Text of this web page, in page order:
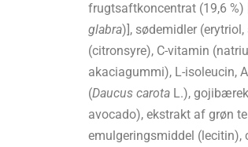
frugtsaftkoncentrat (19,6
glabra)], sødemidler
(citronsyre), C-vitamin
akaciagummi), L-isoleucin,
(Daucus carota L.),
avocado), ekstrakt af grøn
emulgeringsmiddel (lecitin),